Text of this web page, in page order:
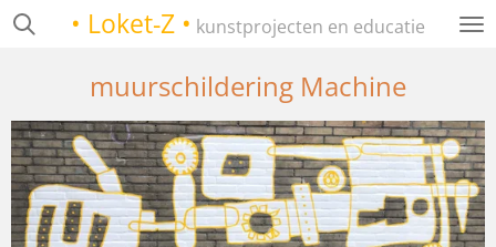
Ga
hoofdinhoud
• Loket-Z • kunstprojecten en educatie
muurschildering Machine